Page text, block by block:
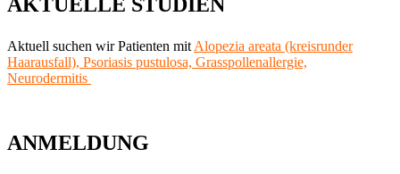
Aktuell suchen wir Patienten mit Alopezia areata (kreisrunder
Haarausfall), Psoriasis pustulosa, Grasspollenallergie,
Neurodermitis
ANMELDUNG